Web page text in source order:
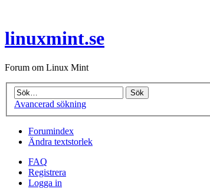
linuxmint.se
Forum om Linux Mint
Avancerad sökning
Forumindex
Ändra textstorlek
FAQ
Registrera
Logga in